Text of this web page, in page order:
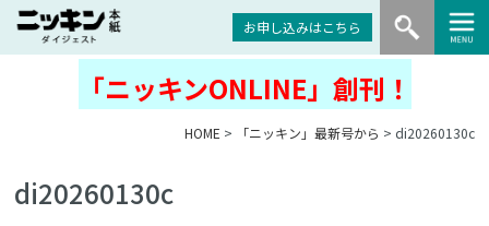
お申し込みはこちら
「ニッキンONLINE」創刊！
HOME > 「ニッキン」最新号から > di20260130c
di20260130c